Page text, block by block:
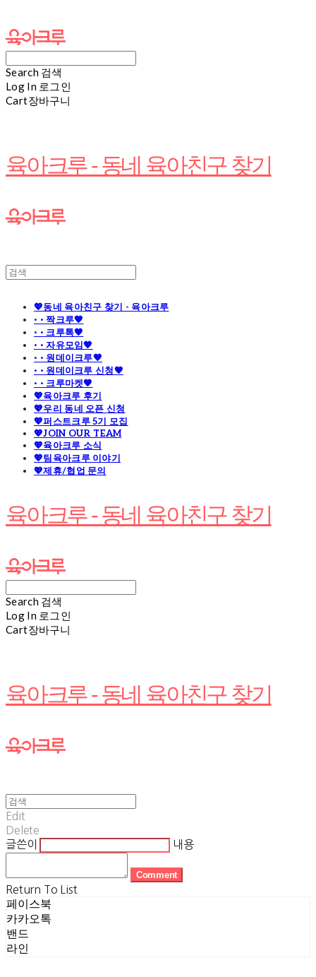
Search 검색
Log In 로그인
Cart장바구니
육아크루 - 동네 육아친구 찾기
💖동네 육아친구 찾기 - 육아크루
· · 짝크루🧡
· · 크루톡🧡
· · 자유모임🧡
· · 원데이크루🧡
· · 원데이크루 신청🧡
· · 크루마켓🧡
💖육아크루 후기
💖우리 동네 오픈 신청
💖퍼스트크루 5기 모집
💖JOIN OUR TEAM
💖육아크루 소식
💖팀육아크루 이야기
💖제휴/협업 문의
육아크루 - 동네 육아친구 찾기
Search 검색
Log In 로그인
Cart장바구니
육아크루 - 동네 육아친구 찾기
Edit
Delete
글쓴이
내용
Comment
Return To List
페이스북
카카오톡
밴드
라인